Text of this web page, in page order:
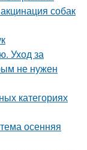
собак
Уход за
не нужен
категориях
осенняя